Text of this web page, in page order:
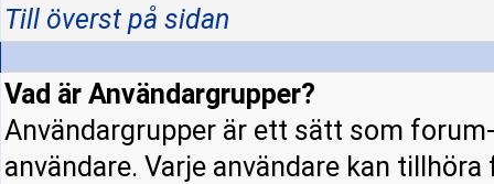
Till överst på sidan
Vad är Användargrupper?
Användargrupper är ett sätt som
användare. Varje användare kan